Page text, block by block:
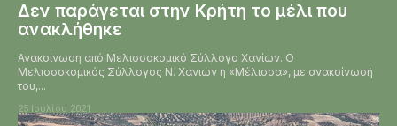
Δεν παράγεται στην Κρήτη το μέλι που
ανακλήθηκε
Ανακοίνωση από Μελισσοκομικό Σύλλογο Χανίων. Ο
Μελισσοκομικός Σύλλογος Ν. Χανιών η «Μέλισσα», με ανακοίνωσή
του,...
25 Ιουλίου 2021